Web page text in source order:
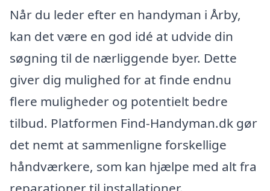
Når du leder efter en handyman i Årby,
kan det være en god idé at udvide din
søgning til de nærliggende byer. Dette
giver dig mulighed for at finde endnu
flere muligheder og potentielt bedre
tilbud. Platformen Find-Handyman.dk gør
det nemt at sammenligne forskellige
håndværkere, som kan hjælpe med alt fra